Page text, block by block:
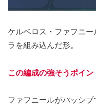
ケルベロス・ファフニ
ラを組み込んだ形。
この編成の強そうポイン
ファフニールがパッシブ